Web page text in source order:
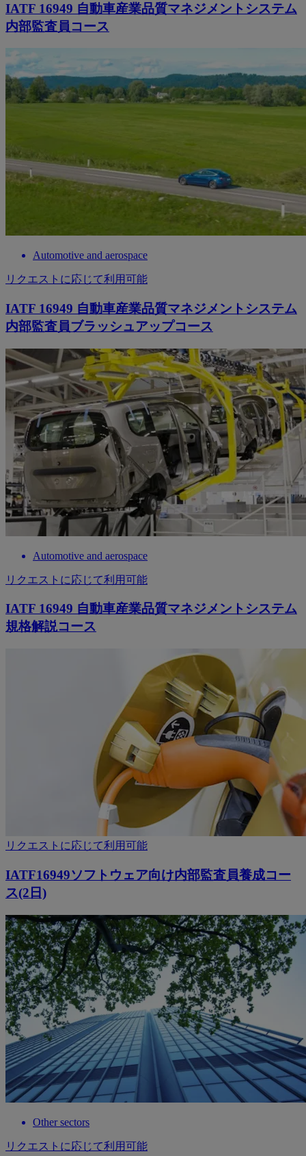
IATF 16949 自動車産業品質マネジメントシステム
内部監査員コース
Automotive and aerospace
リクエストに応じて利用可能
IATF 16949 自動車産業品質マネジメントシステム
内部監査員ブラッシュアップコース
Automotive and aerospace
リクエストに応じて利用可能
IATF 16949 自動車産業品質マネジメントシステム
規格解説コース
リクエストに応じて利用可能
IATF16949ソフトウェア向け内部監査員養成コー
ス(2日)
Other sectors
リクエストに応じて利用可能